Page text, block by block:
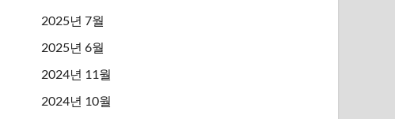
2025년 7월
2025년 6월
2024년 11월
2024년 10월